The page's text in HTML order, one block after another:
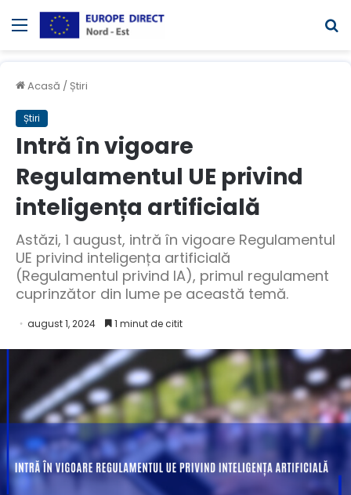
Meniul
Acasă / Știri
Știri
Intră în vigoare
Regulamentul UE privind
inteligența artificială
Astăzi, 1 august, intră în vigoare Regulamentul
UE privind inteligența artificială
(Regulamentul privind IA), primul regulament
cuprinzător din lume pe această temă.
august 1, 2024 1 minut de citit